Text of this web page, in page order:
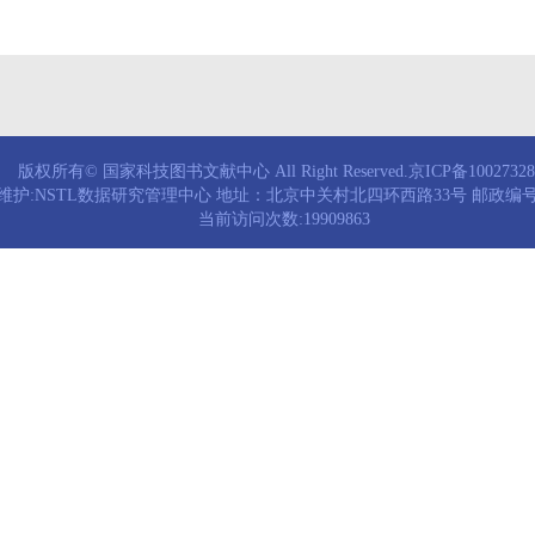
版权所有© 国家科技图书文献中心 All Right Reserved.京ICP备
护:NSTL数据研究管理中心 地址：北京中关村北四环西路33号 邮政编
当前访问次数:19909863